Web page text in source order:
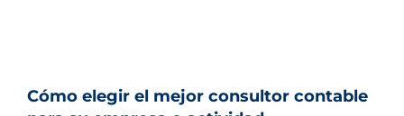
Cómo elegir el mejor consultor contable